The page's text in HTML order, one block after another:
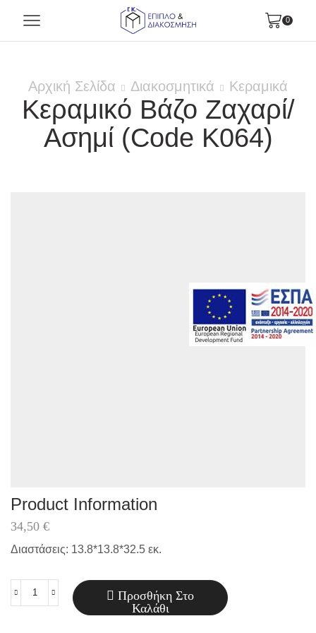
0
Αρχική Σελίδα Διακοσμητικά Κεραμικά
Κεραμικό Βάζο Ζαχαρί/
Ασημί (Code K064)
Product Information
34,50 €
Διαστάσεις: 13.8*13.8*32.5 εκ.
Κεραμικό
Προσθήκη Στο
Καλάθι